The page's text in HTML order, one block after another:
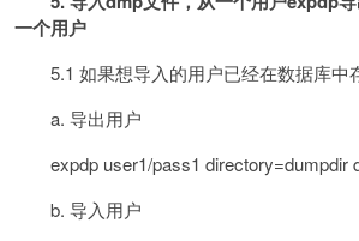
一个用户
5.1 如果想导入的用户已经在数据库中
a. 导出用户
expdp user1/pass1 directory=dumpdir
b. 导入用户